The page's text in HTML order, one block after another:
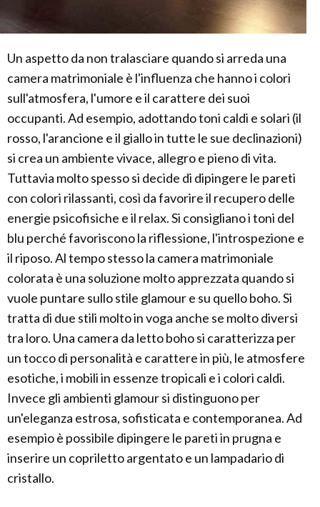
Un aspetto da non tralasciare quando si arreda una
camera matrimoniale è l'influenza che hanno i colori
sull'atmosfera, l'umore e il carattere dei suoi
occupanti. Ad esempio, adottando toni caldi e solari (il
rosso, l'arancione e il giallo in tutte le sue declinazioni)
si crea un ambiente vivace, allegro e pieno di vita.
Tuttavia molto spesso si decide di dipingere le pareti
con colori rilassanti, così da favorire il recupero delle
energie psicofisiche e il relax. Si consigliano i toni del
blu perché favoriscono la riflessione, l'introspezione e
il riposo. Al tempo stesso la camera matrimoniale
colorata è una soluzione molto apprezzata quando si
vuole puntare sullo stile glamour e su quello boho. Si
tratta di due stili molto in voga anche se molto diversi
tra loro. Una camera da letto boho si caratterizza per
un tocco di personalità e carattere in più, le atmosfere
esotiche, i mobili in essenze tropicali e i colori caldi.
Invece gli ambienti glamour si distinguono per
un'eleganza estrosa, sofisticata e contemporanea. Ad
esempio è possibile dipingere le pareti in prugna e
inserire un copriletto argentato e un lampadario di
cristallo.